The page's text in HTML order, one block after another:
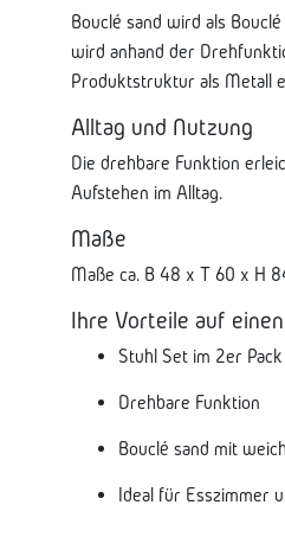
Bouclé sand wird als
wird anhand der
Produktstruktur als Metall
Alltag und Nutzung
Die drehbare Funktion
Aufstehen im Alltag.
Maße
Maße ca. B 48 x T 60 x H
Ihre Vorteile auf
Stuhl Set im 2er Pack
Drehbare Funktion
Bouclé sand mit
Ideal für Esszimmer